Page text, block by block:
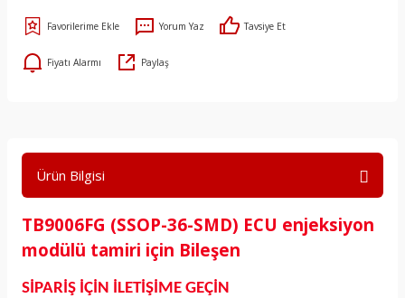
Yorum Yaz Tavsiye Et
Fiyatı Alarmı Paylaş
Ürün Bilgisi
TB9006FG (SSOP-36-SMD) ECU enjeksiyon
modülü tamiri için Bileşen
SİPARİŞ İÇİN İLETİŞİME GEÇİN